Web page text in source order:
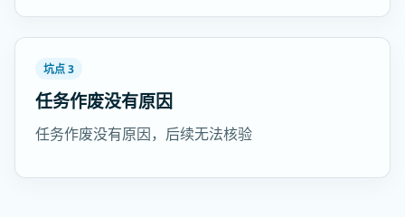
坑点 3
任务作废没有原因
任务作废没有原因，后续无法核验